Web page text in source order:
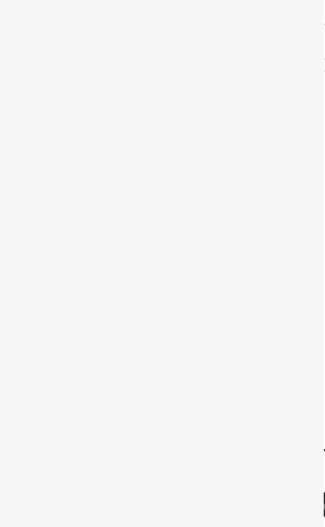
Ковролин Balta